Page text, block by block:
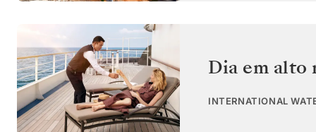
Dia em alto
INTERNATIONAL